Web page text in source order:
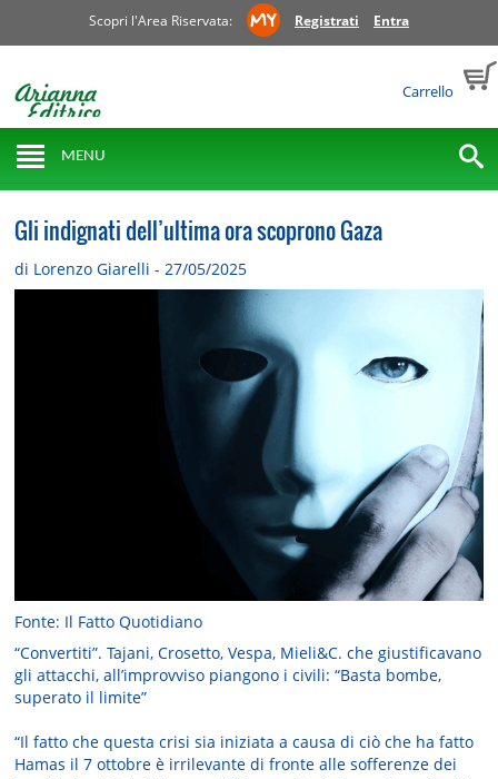
Scopri l'Area Riservata: Registrati Entra
Carrello
MENU
Gli indignati dell’ultima ora scoprono Gaza
di Lorenzo Giarelli - 27/05/2025
Fonte: Il Fatto Quotidiano
“Convertiti”. Tajani, Crosetto, Vespa, Mieli&C. che giustificavano
gli attacchi, all’improvviso piangono i civili: “Basta bombe,
superato il limite”
“Il fatto che questa crisi sia iniziata a causa di ciò che ha fatto
Hamas il 7 ottobre è irrilevante di fronte alle sofferenze dei